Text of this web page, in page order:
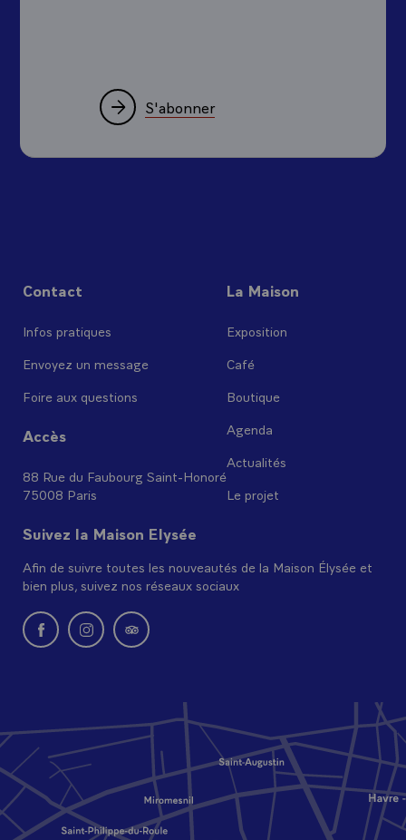
S'abonner
Contact
Infos pratiques
Envoyez un message
Foire aux questions
Accès
88 Rue du Faubourg Saint-Honoré
75008 Paris
La Maison
Exposition
Café
Boutique
Agenda
Actualités
Le projet
Suivez la Maison Elysée
Afin de suivre toutes les nouveautés de la Maison Élysée et
bien plus, suivez nos réseaux sociaux
Nouvelle fenêtre : rejoignez-nous sur Facebook
Nouvelle fenêtre : rejoignez-nous sur Instagram
Nouvelle fenêtre : retrouvez-nous sur